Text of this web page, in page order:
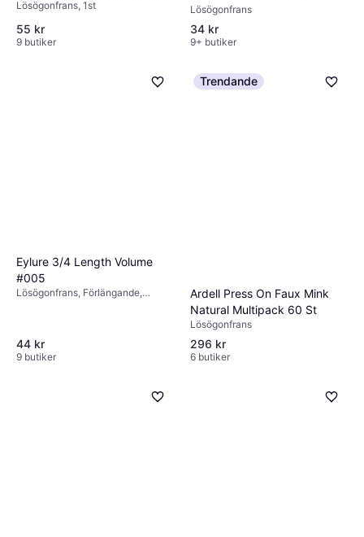
Lösögonfrans, 1st
55 kr
9 butiker
Lösögonfrans
34 kr
9+ butiker
Eylure 3/4 Length Volume
#005
Lösögonfrans, Förlängande,
44 kr
9 butiker
Trendande
Ardell Press On Faux Mink
Natural Multipack 60 St
Lösögonfrans
296 kr
6 butiker